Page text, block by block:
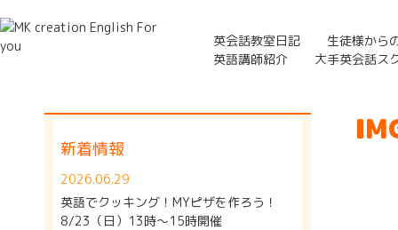
英会話教室日記
生徒様から
英語講師紹介
大手英会話ス
新着情報
2026.06.29
英語でクッキング！MYピザを作ろう！
8/23（日）13時～15時開催